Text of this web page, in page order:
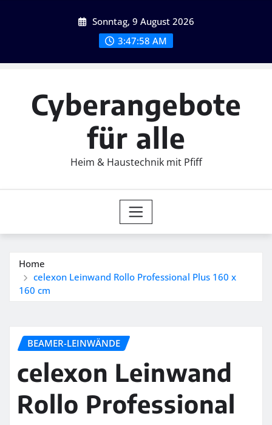
Sonntag, 9 August 2026
3:48:00 AM
Cyberangebote
für alle
Heim & Haustechnik mit Pfiff
Home
celexon Leinwand Rollo Professional Plus 160 x
160 cm
BEAMER-LEINWÄNDE
celexon Leinwand
Rollo Professional